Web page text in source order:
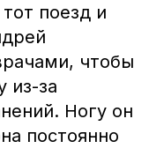
поезд и
чтобы
из-за
Ногу он
постоянно